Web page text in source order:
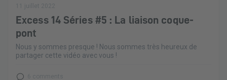
Excess 14 Séries #5 : La liaison coque-
pont
Nous y sommes presque ! Nous sommes très heureux de
partager cette vidéo avec vous !